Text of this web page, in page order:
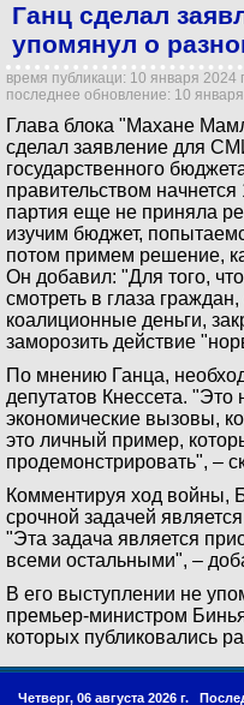
Ганц сделал
упомянул о
время публикаци: 10 января 2024
последнее обновление: 10 января
Глава блока "Махане
сделал заявление для
государственного
правительством начнется
партия еще не приняла
изучим бюджет,
потом примем решение,
Он добавил: "Для того,
смотреть в глаза
коалиционные деньги,
заморозить действие
По мнению Ганца,
депутатов Кнессета. "Это
экономические вызовы,
это личный пример,
продемонстрировать", –
Комментируя ход войны,
срочной задачей
"Эта задача является
всеми остальными", –
В его выступлении не
премьер-министром
которых публиковались
Четверг, 06 августа 2026 г.